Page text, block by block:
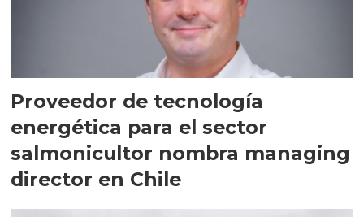
Proveedor de tecnología
energética para el sector
salmonicultor nombra managing
director en Chile